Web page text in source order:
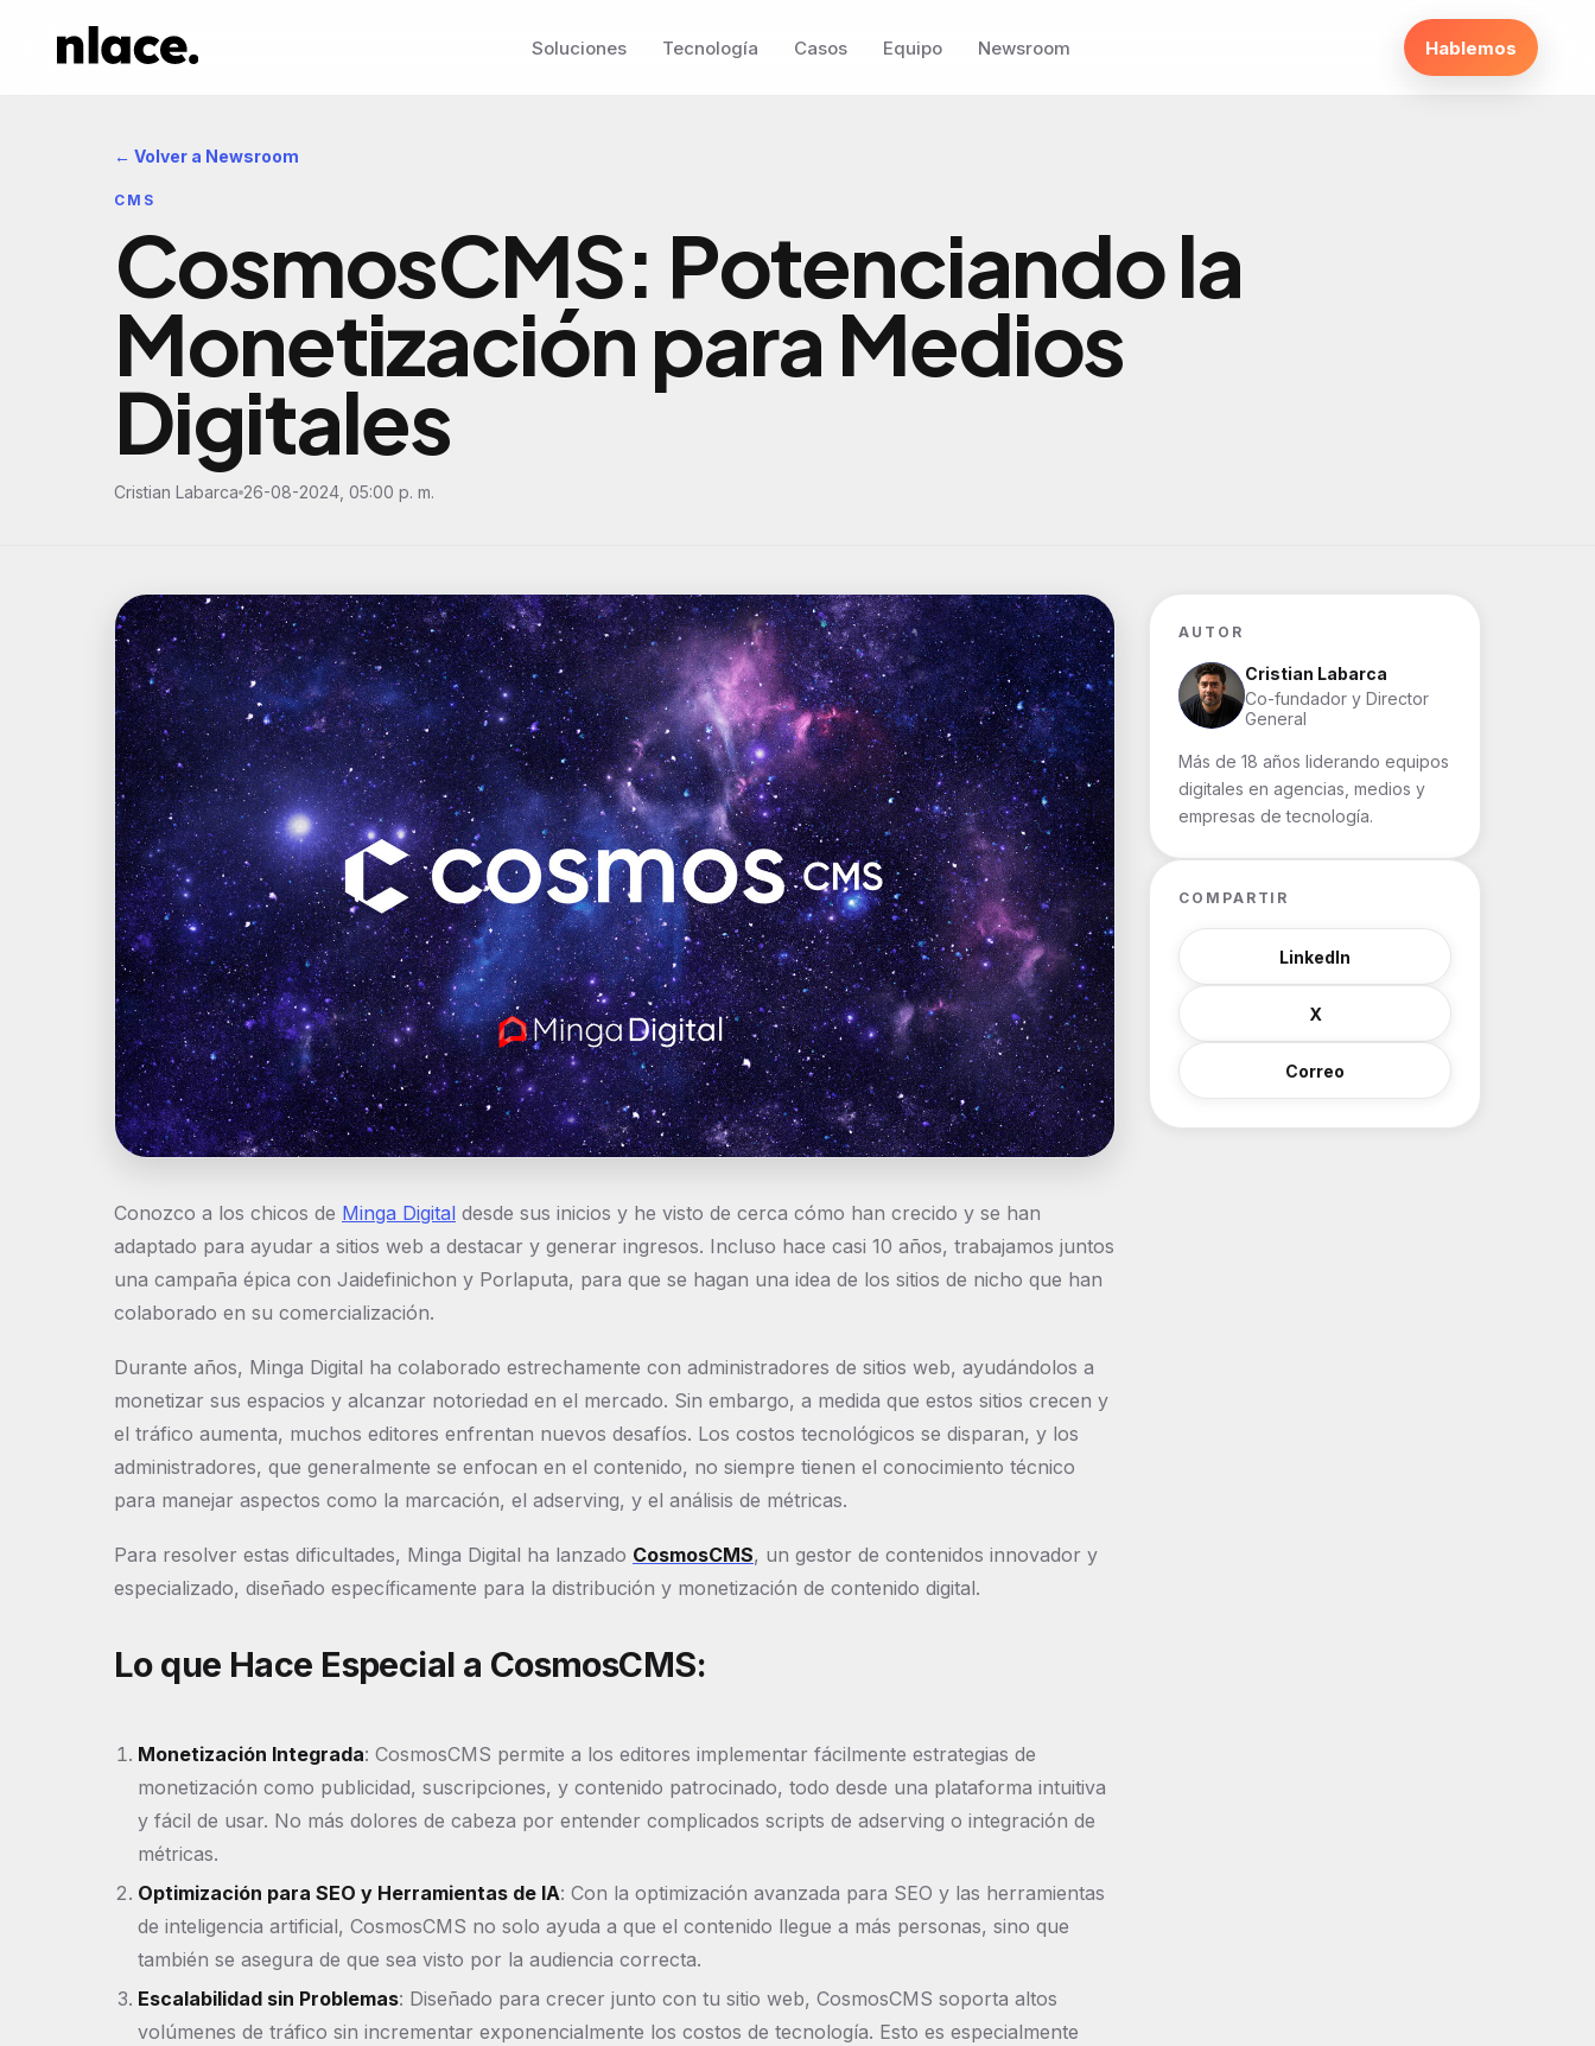
Soluciones Tecnología Casos Equipo Newsroom Hablemos
← Volver a Newsroom
CMS
CosmosCMS: Potenciando la
Monetización para Medios
Digitales
Cristian Labarca 26-08-2024, 05:00 p. m.
Conozco a los chicos de Minga Digital desde sus inicios y he visto de cerca cómo han crecido y se han
adaptado para ayudar a sitios web a destacar y generar ingresos. Incluso hace casi 10 años, trabajamos juntos
una campaña épica con Jaidefinichon y Porlaputa, para que se hagan una idea de los sitios de nicho que han
colaborado en su comercialización.
Durante años, Minga Digital ha colaborado estrechamente con administradores de sitios web, ayudándolos a
monetizar sus espacios y alcanzar notoriedad en el mercado. Sin embargo, a medida que estos sitios crecen y
el tráfico aumenta, muchos editores enfrentan nuevos desafíos. Los costos tecnológicos se disparan, y los
administradores, que generalmente se enfocan en el contenido, no siempre tienen el conocimiento técnico
para manejar aspectos como la marcación, el adserving, y el análisis de métricas.
Para resolver estas dificultades, Minga Digital ha lanzado CosmosCMS, un gestor de contenidos innovador y
especializado, diseñado específicamente para la distribución y monetización de contenido digital.
Lo que Hace Especial a CosmosCMS:
Monetización Integrada: CosmosCMS permite a los editores implementar fácilmente estrategias de
monetización como publicidad, suscripciones, y contenido patrocinado, todo desde una plataforma intuitiva
y fácil de usar. No más dolores de cabeza por entender complicados scripts de adserving o integración de
métricas.
Optimización para SEO y Herramientas de IA: Con la optimización avanzada para SEO y las herramientas
de inteligencia artificial, CosmosCMS no solo ayuda a que el contenido llegue a más personas, sino que
también se asegura de que sea visto por la audiencia correcta.
Escalabilidad sin Problemas: Diseñado para crecer junto con tu sitio web, CosmosCMS soporta altos
volúmenes de tráfico sin incrementar exponencialmente los costos de tecnología. Esto es especialmente
AUTOR
Cristian Labarca
Co-fundador y Director
General
Más de 18 años liderando equipos
digitales en agencias, medios y
empresas de tecnología.
COMPARTIR
LinkedIn
X
Correo